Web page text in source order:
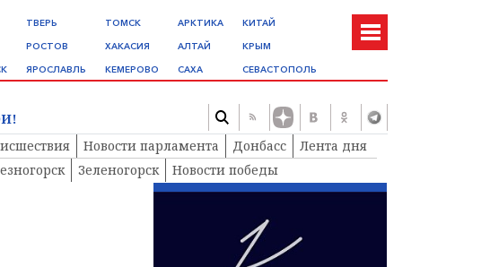
ТВЕРЬ
РОСТОВ
ЯРОСЛАВЛЬ
ТОМСК
ХАКАСИЯ
КЕМЕРОВО
АРКТИКА
АЛТАЙ
САХА
КИТАЙ
КРЫМ
СЕВАСТОПОЛЬ
Новости парламента Донбасс
Лента дня
Зеленогорск
Новости победы